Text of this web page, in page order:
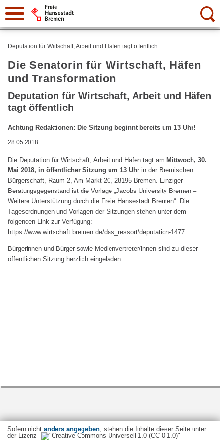
Suche:
Deputation für Wirtschaft, Arbeit und Häfen tagt öffentlich
Die Senatorin für Wirtschaft, Häfen
und Transformation
Deputation für Wirtschaft, Arbeit und Häfen
tagt öffentlich
Achtung Redaktionen: Die Sitzung beginnt bereits um 13 Uhr!
28.05.2018
Die Deputation für Wirtschaft, Arbeit und Häfen tagt am Mittwoch, 30.
Mai 2018, in öffentlicher Sitzung um 13 Uhr in der Bremischen
Bürgerschaft, Raum 2, Am Markt 20, 28195 Bremen. Einziger
Beratungsgegenstand ist die Vorlage „Jacobs University Bremen –
Weitere Unterstützung durch die Freie Hansestadt Bremen“. Die
Tagesordnungen und Vorlagen der Sitzungen stehen unter dem
folgenden Link zur Verfügung:
https://www.wirtschaft.bremen.de/das_ressort/deputation-1477
Bürgerinnen und Bürger sowie Medienvertreter/innen sind zu dieser
öffentlichen Sitzung herzlich eingeladen.
Sofern nicht anders angegeben, stehen die Inhalte dieser Seite unter
der Lizenz